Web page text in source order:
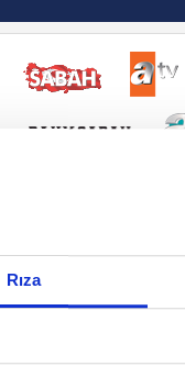
Rıza
Reddet